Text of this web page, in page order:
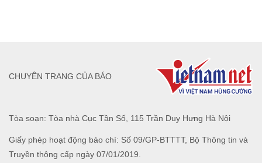
Tòa soạn: Tòa nhà Cục Tần Số, 115 Trần Duy Hưng Hà Nội
Giấy phép hoạt động báo chí: Số 09/GP-BTTTT, Bộ Thông tin và
Truyền thông cấp ngày 07/01/2019.
CHUYÊN TRANG CỦA BÁO